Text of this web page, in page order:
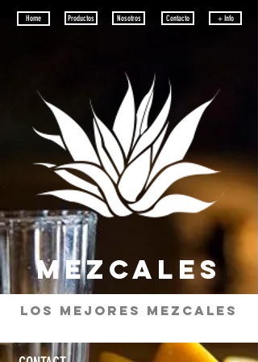
Home Productos Nosotros Contacto + Info
MEZCALES
LOS MEJORES MEZCALES